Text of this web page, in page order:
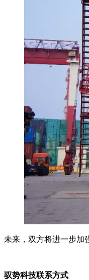
未来，双方将进一步加
驭势科技联系方式